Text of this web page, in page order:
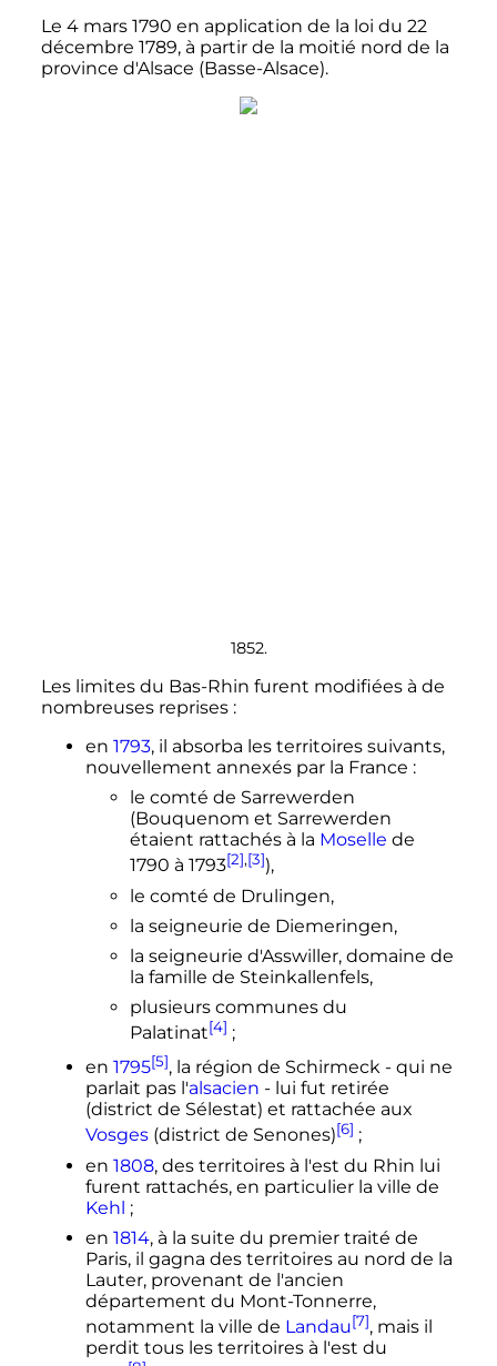
Le 4 mars 1790 en application de la loi du 22
décembre 1789, à partir de la moitié nord de la
province d'Alsace (Basse-Alsace).
1852.
Les limites du Bas-Rhin furent modifiées à de
nombreuses reprises :
en 1793, il absorba les territoires suivants,
nouvellement annexés par la France :
le comté de Sarrewerden
(Bouquenom et Sarrewerden
étaient rattachés à la Moselle de
1790 à 1793[2],[3]),
le comté de Drulingen,
la seigneurie de Diemeringen,
la seigneurie d'Asswiller, domaine de
la famille de Steinkallenfels,
plusieurs communes du
Palatinat[4] ;
en 1795[5], la région de Schirmeck - qui ne
parlait pas l'alsacien - lui fut retirée
(district de Sélestat) et rattachée aux
Vosges(district de Senones)[6] ;
en 1808, des territoires à l'est du Rhin lui
furent rattachés, en particulier la ville de
Kehl ;
en 1814, à la suite du premier traité de
Paris, il gagna des territoires au nord de la
Lauter, provenant de l'ancien
département du Mont-Tonnerre,
notamment la ville de Landau[7], mais il
perdit tous les territoires à l'est du